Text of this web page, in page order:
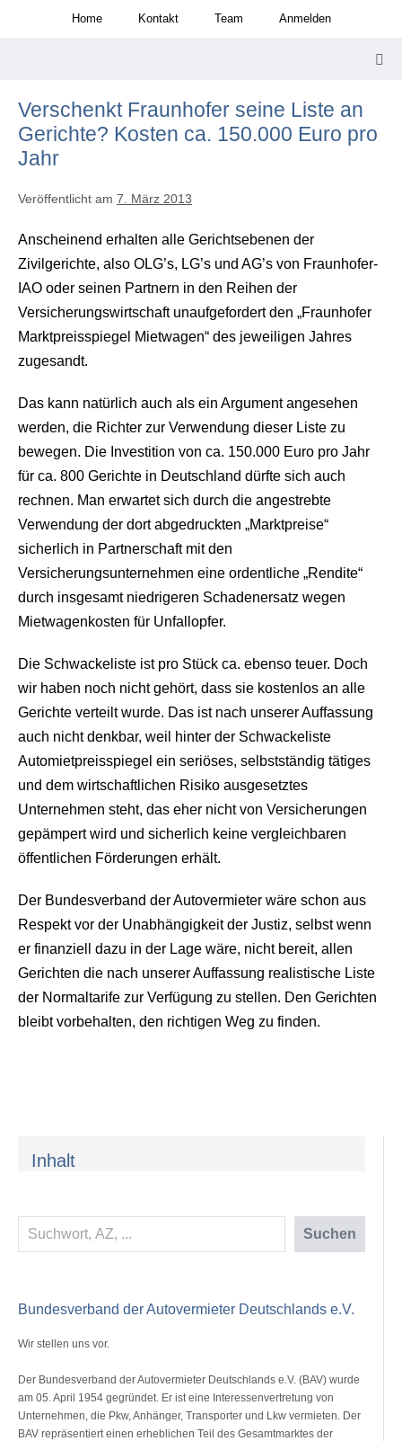
Home Kontakt Team Anmelden
Inhalt
Suchen Suchen
Bundesverband der Autovermieter Deutschlands e.V.
Wir stellen uns vor.
Der Bundesverband der Autovermieter Deutschlands e.V. (BAV) wurde
am 05. April 1954 gegründet. Er ist eine Interessenvertretung von
Unternehmen, die Pkw, Anhänger, Transporter und Lkw vermieten. Der
BAV repräsentiert einen erheblichen Teil des Gesamtmarktes der
Verschenkt Fraunhofer seine Liste an
Gerichte? Kosten ca. 150.000 Euro pro
Jahr
Veröffentlicht am 7. März 2013
Anscheinend erhalten alle Gerichtsebenen der
Zivilgerichte, also OLG’s, LG’s und AG’s von Fraunhofer-
IAO oder seinen Partnern in den Reihen der
Versicherungswirtschaft unaufgefordert den „Fraunhofer
Marktpreisspiegel Mietwagen“ des jeweiligen Jahres
zugesandt.
Das kann natürlich auch als ein Argument angesehen
werden, die Richter zur Verwendung dieser Liste zu
bewegen. Die Investition von ca. 150.000 Euro pro Jahr
für ca. 800 Gerichte in Deutschland dürfte sich auch
rechnen. Man erwartet sich durch die angestrebte
Verwendung der dort abgedruckten „Marktpreise“
sicherlich in Partnerschaft mit den
Versicherungsunternehmen eine ordentliche „Rendite“
durch insgesamt niedrigeren Schadenersatz wegen
Mietwagenkosten für Unfallopfer.
Die Schwackeliste ist pro Stück ca. ebenso teuer. Doch
wir haben noch nicht gehört, dass sie kostenlos an alle
Gerichte verteilt wurde. Das ist nach unserer Auffassung
auch nicht denkbar, weil hinter der Schwackeliste
Automietpreisspiegel ein seriöses, selbstständig tätiges
und dem wirtschaftlichen Risiko ausgesetztes
Unternehmen steht, das eher nicht von Versicherungen
gepämpert wird und sicherlich keine vergleichbaren
öffentlichen Förderungen erhält.
Der Bundesverband der Autovermieter wäre schon aus
Respekt vor der Unabhängigkeit der Justiz, selbst wenn
er finanziell dazu in der Lage wäre, nicht bereit, allen
Gerichten die nach unserer Auffassung realistische Liste
der Normaltarife zur Verfügung zu stellen. Den Gerichten
bleibt vorbehalten, den richtigen Weg zu finden.